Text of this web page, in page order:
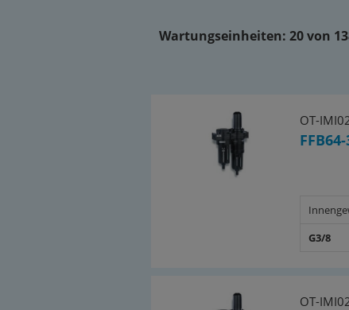
Wartungseinheiten: 20 von
OT-
G3/8
OT-